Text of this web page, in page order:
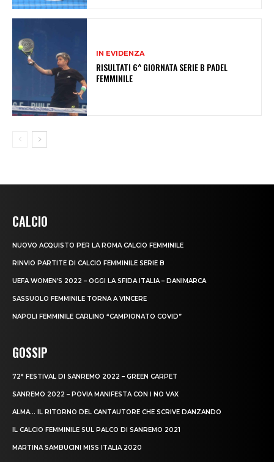
IN EVIDENZA
RISULTATI 6^ GIORNATA SERIE B PADEL
FEMMINILE
CALCIO
NUOVO ACQUISTO PER LA ROMA CALCIO FEMMINILE
RINVIO PARTITE DI CALCIO FEMMINILE SERIE B
UEFA WOMEN’S 2022 – OGGI LA SFIDA ITALIA – DANIMARCA
SASSUOLO FEMMINILE TORNA A VINCERE
NAPOLI FEMMINILE CARLINO “CAMPIONATO COVID”
GOSSIP
72° FESTIVAL DI SANREMO 2022 – GREEN CARPET
SANREMO 2022 – POVIA MANIFESTA CON I NO VAX
ALMA… IL RITORNO DEL CANTAUTORE CHE SCRIVE DANZANDO
IL CALCIO FEMMINILE SUL PALCO DI SANREMO 2021
MARTINA SAMBUCINI MISS ITALIA 2020